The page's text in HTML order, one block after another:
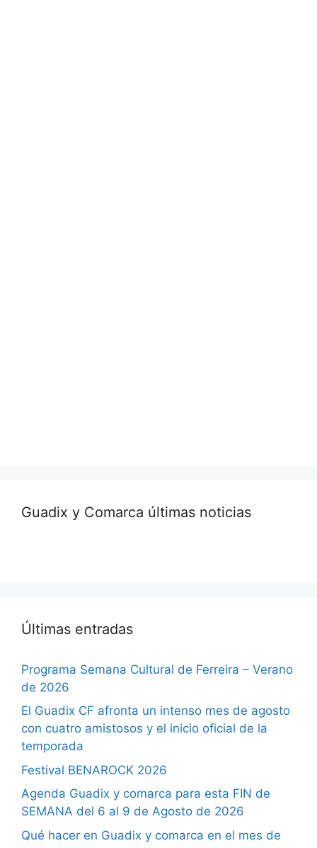
Guadix y Comarca últimas noticias
Últimas entradas
Programa Semana Cultural de Ferreira – Verano
de 2026
El Guadix CF afronta un intenso mes de agosto
con cuatro amistosos y el inicio oficial de la
temporada
Festival BENAROCK 2026
Agenda Guadix y comarca para esta FIN de
SEMANA del 6 al 9 de Agosto de 2026
Qué hacer en Guadix y comarca en el mes de